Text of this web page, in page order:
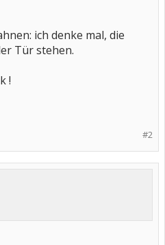
ich denke mal, die
Tür stehen.
!
#2